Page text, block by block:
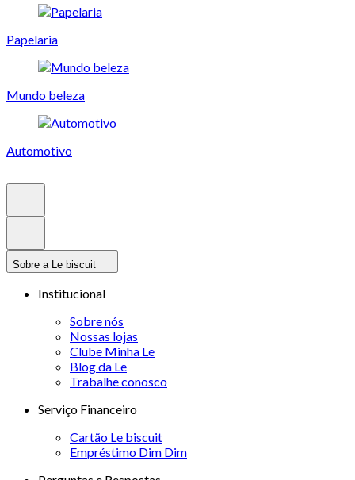
Papelaria
Mundo beleza
Automotivo
Sobre a Le biscuit
Institucional
Sobre nós
Nossas lojas
Clube Minha Le
Blog da Le
Trabalhe conosco
Serviço Financeiro
Cartão Le biscuit
Empréstimo Dim Dim